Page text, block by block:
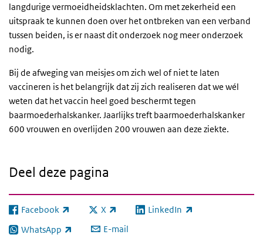
langdurige vermoeidheidsklachten. Om met zekerheid een
uitspraak te kunnen doen over het ontbreken van een verband
tussen beiden, is er naast dit onderzoek nog meer onderzoek
nodig.
Bij de afweging van meisjes om zich wel of niet te laten
vaccineren is het belangrijk dat zij zich realiseren dat we wél
weten dat het vaccin heel goed beschermt tegen
baarmoederhalskanker. Jaarlijks treft baarmoederhalskanker
600 vrouwen en overlijden 200 vrouwen aan deze ziekte.
Deel deze pagina
Facebook
(externe link) X
(externe link) LinkedIn
(externe link)
WhatsApp
(externe link) E-mail